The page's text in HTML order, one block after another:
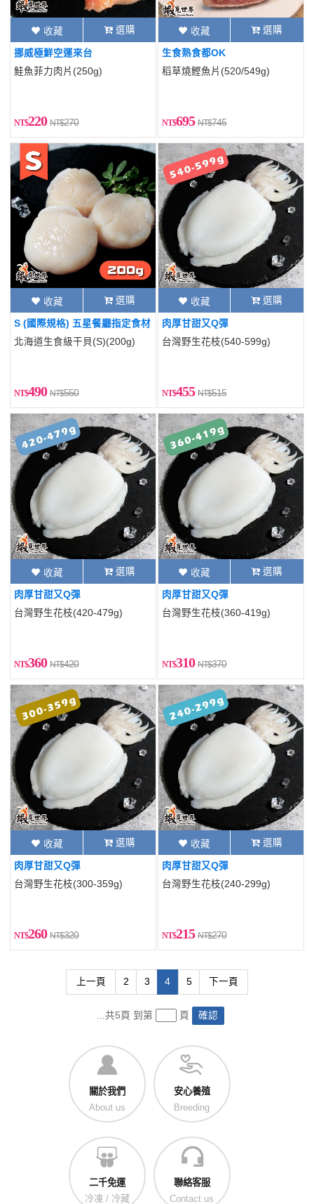
收藏 選購
挪威極鮮空運來台
鮭魚菲力肉片(250g)
220 270
收藏 選購
生食熟食都OK
稻草燒鰹魚片(520/549g)
695 745
收藏 選購
S (國際規格) 五星餐廳指定食材
北海道生食級干貝(S)(200g)
490 550
收藏 選購
肉厚甘甜又Q彈
台灣野生花枝(540-599g)
455 515
收藏 選購
肉厚甘甜又Q彈
台灣野生花枝(420-479g)
360 420
收藏 選購
肉厚甘甜又Q彈
台灣野生花枝(360-419g)
310 370
收藏 選購
肉厚甘甜又Q彈
台灣野生花枝(300-359g)
260 320
收藏 選購
肉厚甘甜又Q彈
台灣野生花枝(240-299g)
215 270
上一頁 2 3 4 5 下一頁
...共5頁 到第 頁 確認
關於我們
About us
安心養殖
Breeding
二千免運
冷凍 / 冷藏
聯絡客服
Contact us